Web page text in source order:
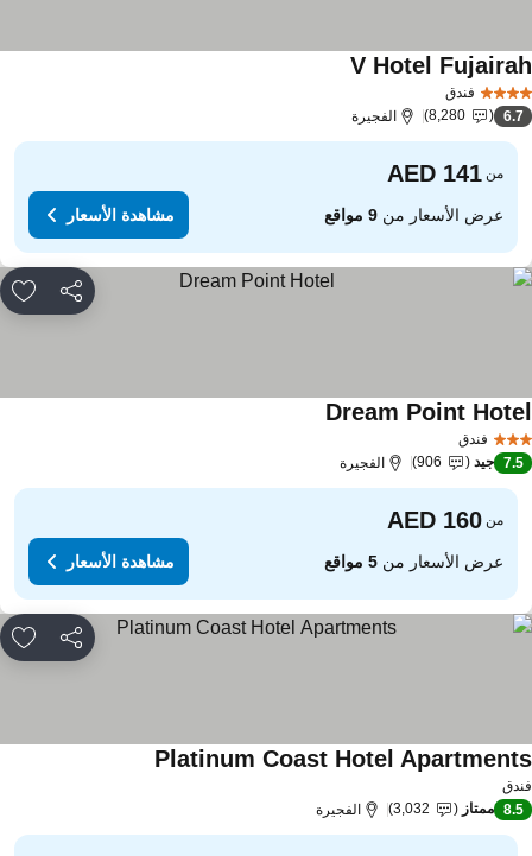
فندق
V Hotel
6.7
8,280 الفجيرة
من
عرض الأسعار من9 مواقع مشاهدة الأسعار
مشاركة
فندق
Dream Point
7.5 جيد 906 الفجيرة
من
عرض الأسعار من5 مواقع مشاهدة الأسعار
مشاركة
Platinum Coast Hotel
8.5 ممتاز 3,032 الفجيرة